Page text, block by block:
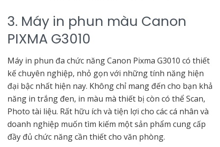
3. Máy in phun màu Canon
PIXMA G3010
Máy in phun đa chức năng Canon Pixma G3010 có thiết
kế chuyên nghiệp, nhỏ gọn với những tính năng hiện
đại bậc nhất hiện nay. Không chỉ mang đến cho bạn khả
năng in trắng đen, in màu mà thiết bị còn có thể Scan,
Photo tài liệu. Rất hữu ích và tiện lợi cho các cá nhân và
doanh nghiệp muốn tìm kiếm một sản phẩm cung cấp
đầy đủ chức năng cần thiết cho văn phòng.